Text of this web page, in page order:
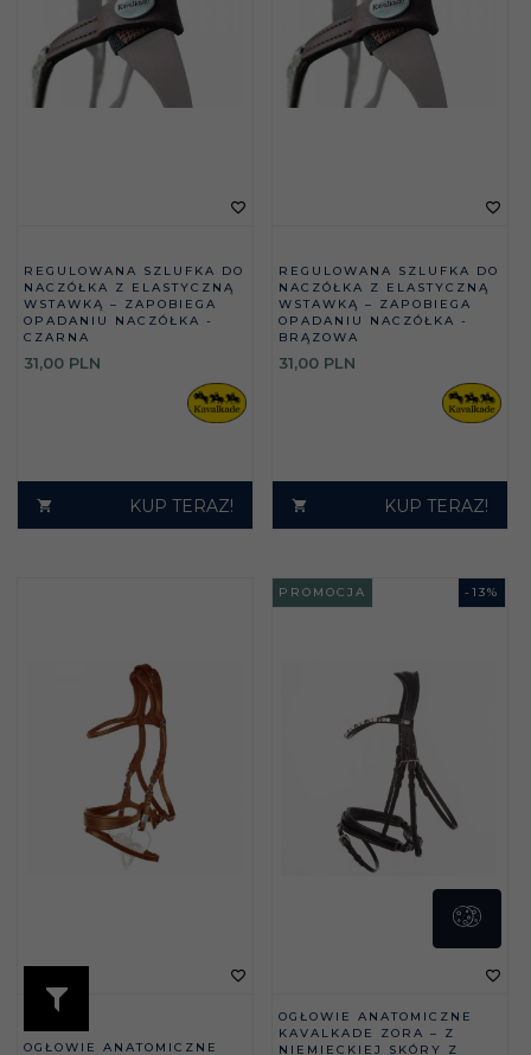
REGULOWANA SZLUFKA DO
NACZÓŁKA Z ELASTYCZNĄ
WSTAWKĄ – ZAPOBIEGA
OPADANIU NACZÓŁKA -
CZARNA
31,00 PLN
KUP TERAZ!
REGULOWANA SZLUFKA DO
NACZÓŁKA Z ELASTYCZNĄ
WSTAWKĄ – ZAPOBIEGA
OPADANIU NACZÓŁKA -
BRĄZOWA
31,00 PLN
KUP TERAZ!
OGŁOWIE ANATOMICZNE
- 13%
PROMOCJA
OGŁOWIE ANATOMICZNE
KAVALKADE ZORA – Z
NIEMIECKIEJ SKÓRY Z